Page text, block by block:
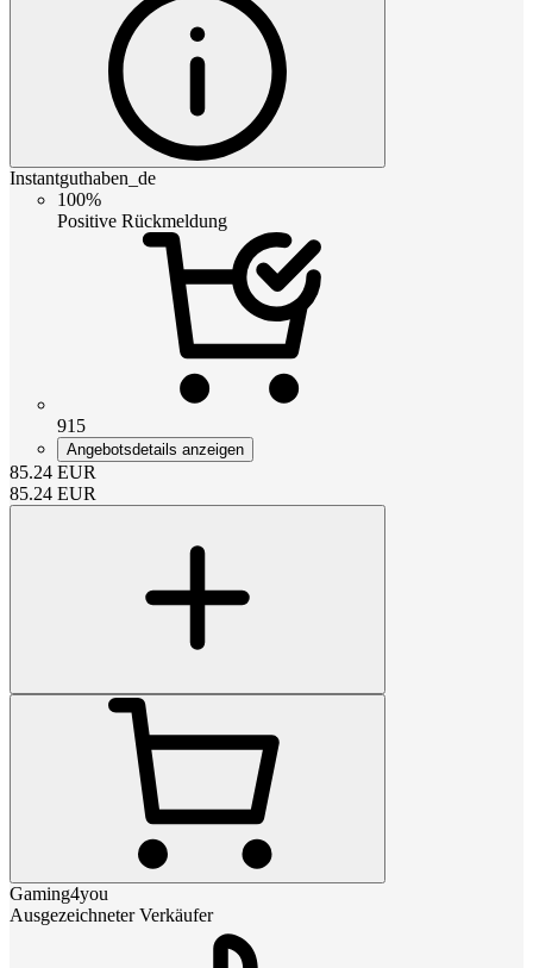
Instantguthaben_de
100%
Positive Rückmeldung
915
Angebotsdetails anzeigen
85.24 EUR
85.24 EUR
Gaming4you
Ausgezeichneter Verkäufer